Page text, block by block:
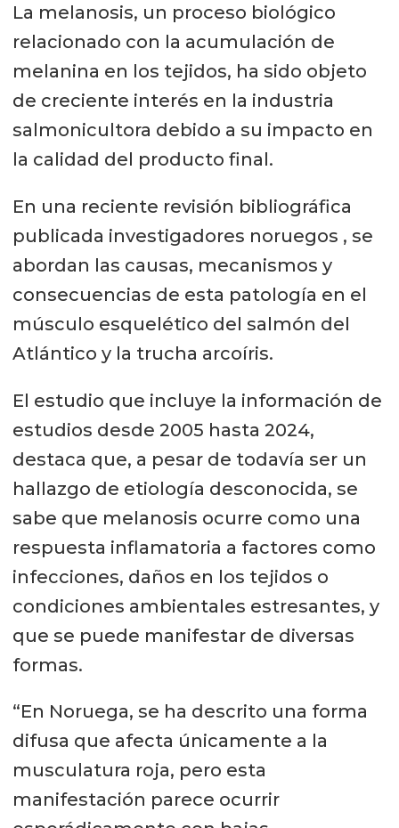
La melanosis, un proceso biológico
relacionado con la acumulación de
melanina en los tejidos, ha sido objeto
de creciente interés en la industria
salmonicultora debido a su impacto en
la calidad del producto final.
En una reciente revisión bibliográfica
publicada investigadores noruegos , se
abordan las causas, mecanismos y
consecuencias de esta patología en el
músculo esquelético del salmón del
Atlántico y la trucha arcoíris.
El estudio que incluye la información de
estudios desde 2005 hasta 2024,
destaca que, a pesar de todavía ser un
hallazgo de etiología desconocida, se
sabe que melanosis ocurre como una
respuesta inflamatoria a factores como
infecciones, daños en los tejidos o
condiciones ambientales estresantes, y
que se puede manifestar de diversas
formas.
“En Noruega, se ha descrito una forma
difusa que afecta únicamente a la
musculatura roja, pero esta
manifestación parece ocurrir